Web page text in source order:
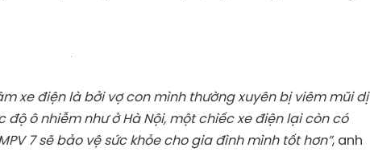
xe điện là bởi vợconmình thường xuyên bị viêm mũi dị
độ ô nhiễm như ở Hà Nội, một chiếc xe điện lại còn có
7sẽbảo vệ sức khỏe cho gia đình mình tốt hơn”, anh